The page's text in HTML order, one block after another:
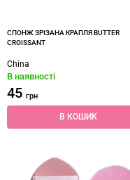
СПОНЖ ЗРІЗАНА КРАПЛЯ BUTTER
CROISSANT
China
В наявності
45 грн
В КОШИК